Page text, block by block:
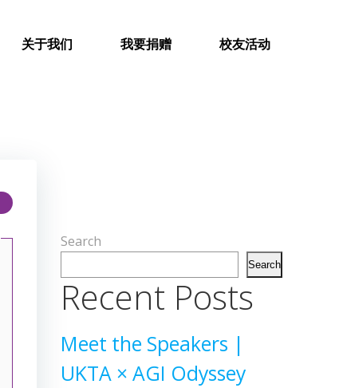
关于我们 我要捐赠 校友活动
Search
Search
Recent Posts
Meet the Speakers |
UKTA × AGI Odyssey